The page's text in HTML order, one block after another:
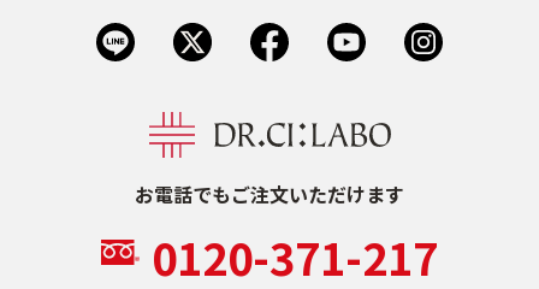
お電話でもご注文いただけます
0120-371-217